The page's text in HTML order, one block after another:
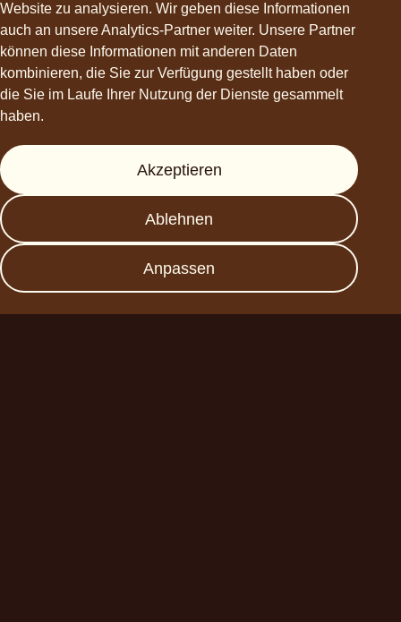
Website zu analysieren. Wir geben diese Informationen
auch an unsere Analytics-Partner weiter. Unsere Partner
können diese Informationen mit anderen Daten
kombinieren, die Sie zur Verfügung gestellt haben oder
die Sie im Laufe Ihrer Nutzung der Dienste gesammelt
haben.
Akzeptieren
Ablehnen
Anpassen
Kontakt
hello@choviva.com
Hilfe
Presse
FAQs
Datenschutz
Impressum